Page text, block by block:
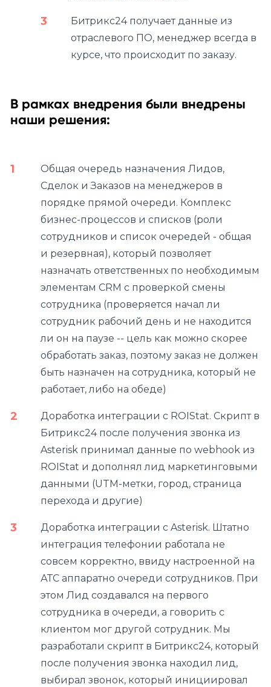
Битрикс24 получает данные из
отраслевого ПО, менеджер всегда в
курсе, что происходит по заказу.
В рамках внедрения были внедрены
наши решения:
Общая очередь назначения Лидов,
Сделок и Заказов на менеджеров в
порядке прямой очереди. Комплекс
бизнес-процессов и списков (роли
сотрудников и список очередей - общая
и резервная), который позволяет
назначать ответственных по необходимым
элементам CRM с проверкой смены
сотрудника (проверяется начал ли
сотрудник рабочий день и не находится
ли он на паузе -- цель как можно скорее
обработать заказ, поэтому заказ не должен
быть назначен на сотрудника, который не
работает, либо на обеде)
Доработка интеграции с ROIStat. Скрипт в
Битрикс24 после получения звонка из
Asterisk принимал данные по webhook из
ROIStat и дополнял лид маркетинговыми
данными (UTM-метки, город, страница
перехода и другие)
Доработка интеграции с Asterisk. Штатно
интеграция телефонии работала не
совсем корректно, ввиду настроенной на
АТС аппаратно очереди сотрудников. При
этом Лид создавался на первого
сотрудника в очереди, а говорить с
клиентом мог другой сотрудник. Мы
разработали скрипт в Битрикс24, который
после получения звонка находил лид,
выбирал звонок, который инициировал